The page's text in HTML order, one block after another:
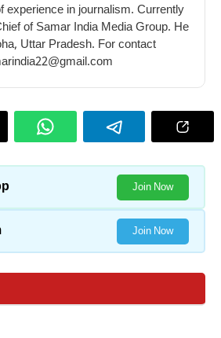
experience in journalism. Currently
of Samar India Media Group. He
Uttar Pradesh. For contact
Join Now
Join Now